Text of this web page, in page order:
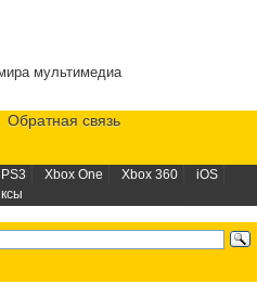
мультимедиа
Обратная связь
PS3 Xbox One Xbox 360
iOS